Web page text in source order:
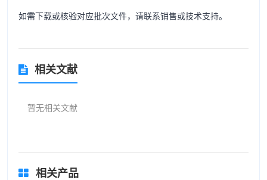
如需下载或核验对应批次文件，请联系销售或技术支持。
相关文献
暂无相关文献
相关产品